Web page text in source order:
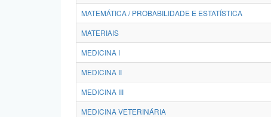
MATEMÁTICA / PROBABILIDADE E ESTATÍSTICA
MATERIAIS
MEDICINA I
MEDICINA II
MEDICINA III
MEDICINA VETERINÁRIA